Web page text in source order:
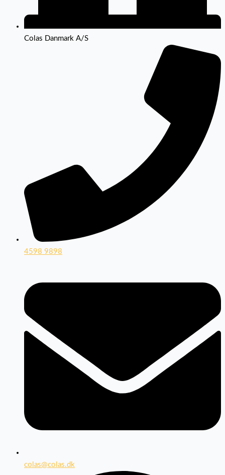
Colas Danmark A/S
4598 9898
colas@colas.dk